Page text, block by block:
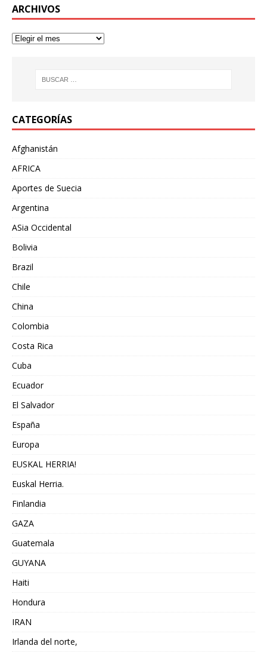
ARCHIVOS
CATEGORÍAS
Afghanistán
AFRICA
Aportes de Suecia
Argentina
ASia Occidental
Bolivia
Brazil
Chile
China
Colombia
Costa Rica
Cuba
Ecuador
El Salvador
España
Europa
EUSKAL HERRIA!
Euskal Herria.
Finlandia
GAZA
Guatemala
GUYANA
Haiti
Hondura
IRAN
Irlanda del norte,